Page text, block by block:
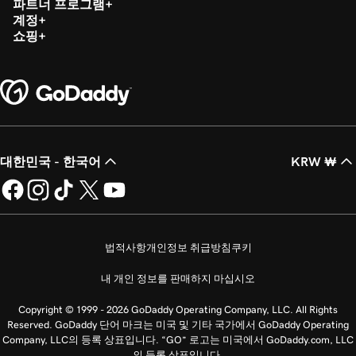
파트너 프로그램
계정
쇼핑
대한민국 - 한국어 KRW ₩
법적사항개인정보 취급방침 쿠키
내 개인 정보를 판매하지 마십시오
Copyright © 1999 - 2026 GoDaddy Operating Company, LLC. All Rights
Reserved. GoDaddy 단어 마크는 미국 및 기타 국가에서 GoDaddy Operating
Company, LLC의 등록 상표입니다. “GO” 로고는 미국에서 GoDaddy.com, LLC